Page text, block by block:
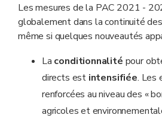
Les mesures de la PAC 2021 -
globalement dans la continuité
même si quelques nouveautés
La conditionnalité pour
directs est intensifiée. Les
renforcées au niveau des «
agricoles et